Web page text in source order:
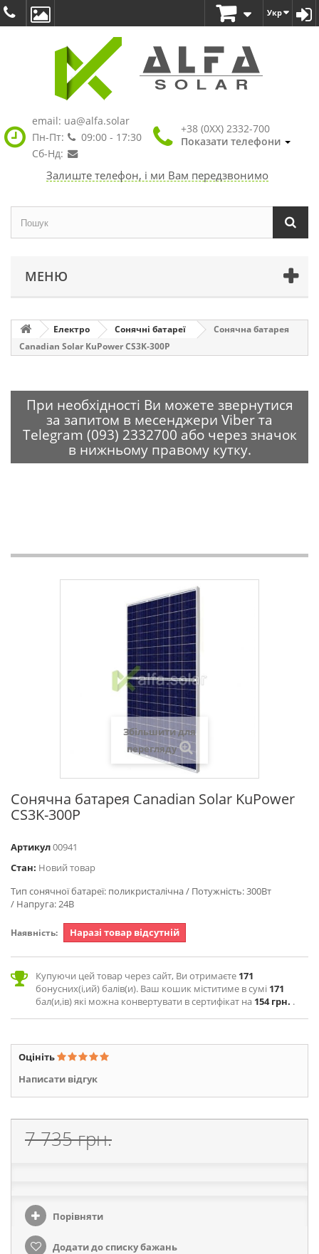
Укр
email: ua@alfa.solar
Пн-Пт:
09:00 - 17:30
Сб-Нд:
+38 (0XX) 2332-700
Показати телефони
Залиште телефон, і ми Вам передзвонимо
МЕНЮ
Електро Сонячні батареї
Сонячна батарея
Canadian Solar KuPower CS3K-300P
При необхідності Ви можете звернутися
за запитом в месенджери Viber та
Telegram (093) 2332700 або через значок
в нижньому правому кутку.
Збільшити для
перегляду
Сонячна батарея Canadian Solar KuPower
CS3K-300P
Артикул00941
Стан: Новий товар
Тип сонячної батареї: поликристалічна / Потужність: 300Вт
/ Напруга: 24В
Наявність: Наразі товар відсутній
Купуючи цей товар через сайт, Ви отримаєте 171
бонусних(і,ий) балів(и). Ваш кошик міститиме в сумі 171
бал(и,ів) які можна конвертувати в сертифікат на 154 грн. .
Оцініть
Написати відгук
7 735 грн.
Порівняти
Додати до списку бажань